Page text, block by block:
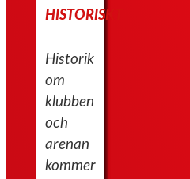
HISTORISKT
Historik
om
klubben
och
arenan
kommer